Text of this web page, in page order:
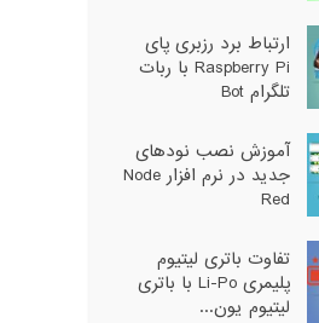
ارتباط برد رزبری پای
Raspberry Pi با ربات
تلگرام Bot
آموزش نصب نودهای
جدید در نرم افزار Node
Red
تفاوت باتری لیتیوم
پلیمری Li-Po با باتری
لیتیوم یون...